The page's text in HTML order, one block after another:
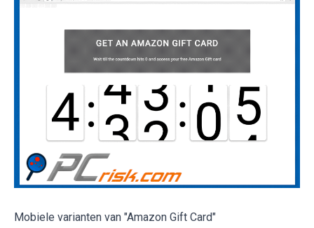
Mobiele varianten van "Amazon Gift Card"